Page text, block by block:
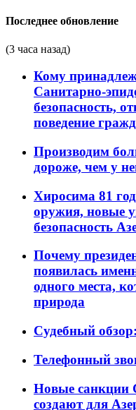
Последнее обновление
(3 часа назад)
Кому
Санитарно-
безопасность,
поведение
Производим
дороже, чем у
Хиросима 81
оружия, новые
безопасность
Почему
появилась
одного места,
природа
Судебный
Телефонный
Новые санкции
создают для